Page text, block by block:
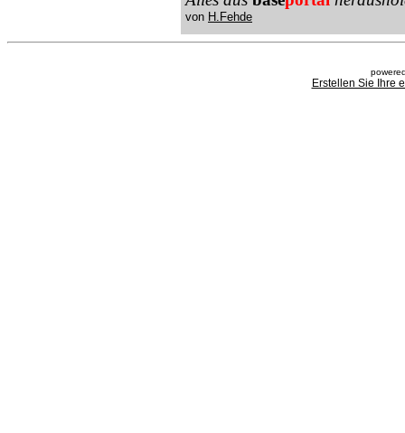
von H.Fehde
Erstellen Sie Ihre